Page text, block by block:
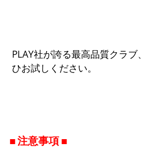
PLAY社が誇る最高品質クラブ
ひお試しください。
注意事項